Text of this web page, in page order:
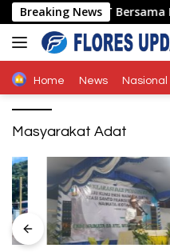
Langsung
ke
konten
Breaking News
Polda NTT Bersama
Home News Nasional
Masyarakat Adat